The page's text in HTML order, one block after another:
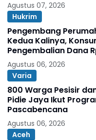
Agustus 07, 2026
Hukrim
Pengembang
Kedua Kalinya,
Pengembalian Dana
Agustus 06, 2026
Varia
800 Warga Pesisir
Pidie Jaya Ikut
Pascabencana
Agustus 06, 2026
Aceh